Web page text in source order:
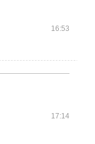
16:53
17:14